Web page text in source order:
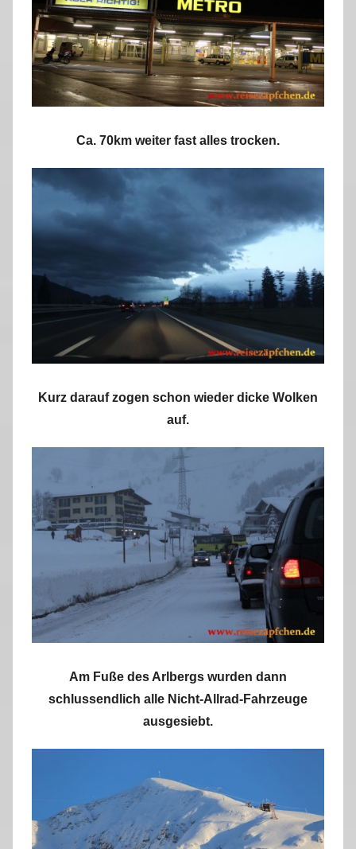
Ca. 70km weiter fast alles trocken.
Kurz darauf zogen schon wieder dicke Wolken
auf.
Am Fuße des Arlbergs wurden dann
schlussendlich alle Nicht-Allrad-Fahrzeuge
ausgesiebt.